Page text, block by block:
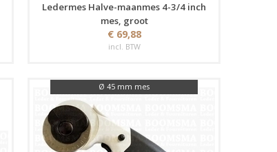
Ledermes Halve-maanmes 4-3/4 inch
mes, groot
€ 69,88
incl. BTW
Ø 45 mm mes